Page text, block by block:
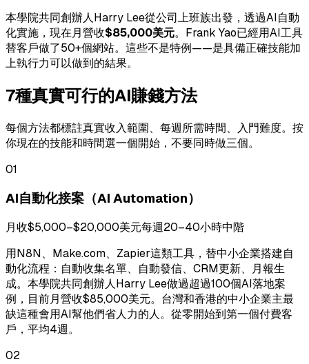
本學院共同創辦人Harry Lee從公司上班族出發，透過AI自動
化實施，現在月營收$85,000美元。Frank Yao已經用AI工具
替客戶做了50+個網站。這些不是特例——是具備正確技能加
上執行力可以做到的結果。
7種真實可行的AI賺錢方法
每個方法都標註真實收入範圍、每週所需時間、入門難度。按
你現在的技能和時間選一個開始，不要同時做三個。
01
AI自動化接案（AI Automation）
月收$5,000–$20,000美元每週20–40小時中階
用N8N、Make.com、Zapier這類工具，替中小企業搭建自
動化流程：自動收集名單、自動發信、CRM更新、月報生
成。本學院共同創辦人Harry Lee做過超過100個AI落地案
例，目前月營收$85,000美元。台灣和香港的中小企業主最
缺這種會用AI幫他們省人力的人。從零開始到第一個付費客
戶，平均4週。
02